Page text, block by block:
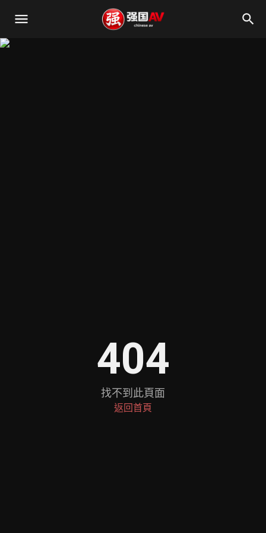
404
找不到此頁面
返回首頁